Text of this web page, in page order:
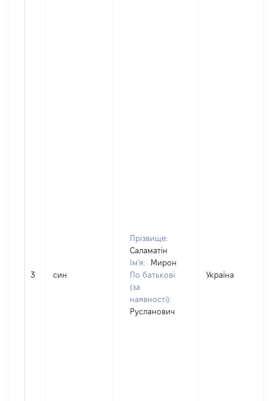
3 син
Прізвище:
Саламатін
Ім'я:
Мирон
По батькові
(за
наявності):
Русланович
Україна